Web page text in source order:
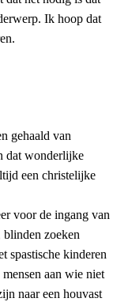
Ik hoop dat
gehaald van
dat wonderlijke
een christelijke
voor de ingang van
zoeken
spastische kinderen
aan wie niet
naar een houvast